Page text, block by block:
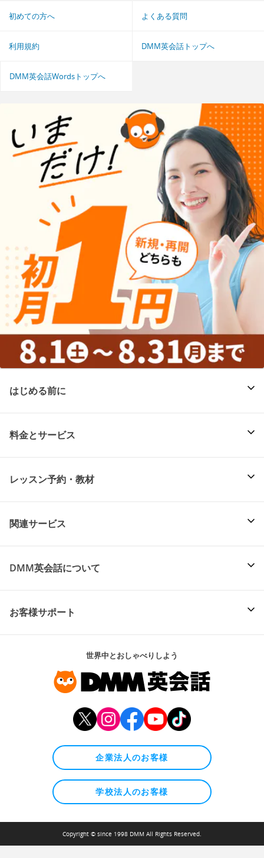
初めての方へ よくある質問
利用規約 DMM英会話トップへ
DMM英会話Wordsトップへ
はじめる前に
料金とサービス
レッスン予約・教材
関連サービス
DMM英会話について
お客様サポート
世界中とおしゃべりしよう
企業法人のお客様
学校法人のお客様
Copyright © since 1998 DMM All Rights Reserved.